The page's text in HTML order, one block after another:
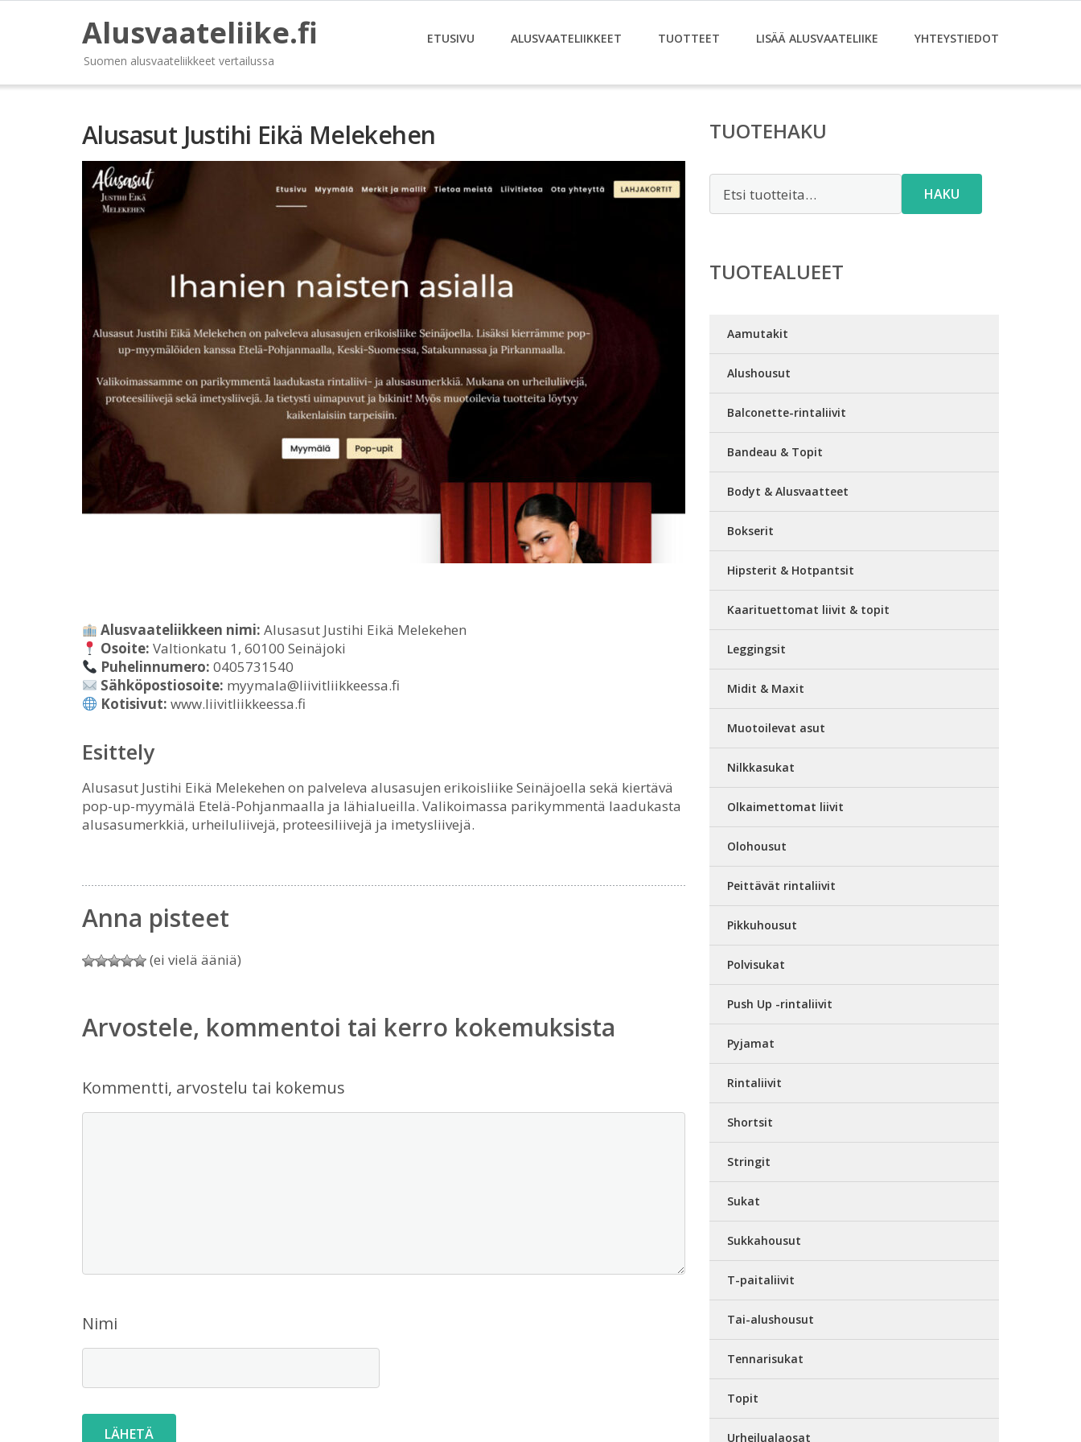
Alusvaateliike.fi
Suomen alusvaateliikkeet vertailussa
ETUSIVU ALUSVAATELIIKKEET TUOTTEET LISÄÄ ALUSVAATELIIKE YHTEYSTIEDOT
Alusasut Justihi Eikä Melekehen
Alusvaateliikkeen nimi: Alusasut Justihi Eikä Melekehen
Osoite: Valtionkatu 1, 60100 Seinäjoki
Puhelinnumero: 0405731540
Sähköpostiosoite: myymala@liivitliikkeessa.fi
Kotisivut: www.liivitliikkeessa.fi
Esittely
Alusasut Justihi Eikä Melekehen on palveleva alusasujen erikoisliike Seinäjoella sekä kiertävä
pop-up-myymälä Etelä-Pohjanmaalla ja lähialueilla. Valikoimassa parikymmentä laadukasta
alusasumerkkiä, urheiluliivejä, proteesiliivejä ja imetysliivejä.
Anna pisteet
(ei vielä ääniä)
Arvostele, kommentoi tai kerro kokemuksista
Kommentti, arvostelu tai kokemus
Nimi
TUOTEHAKU
HAKU
TUOTEALUEET
Aamutakit
Alushousut
Balconette-rintaliivit
Bandeau & Topit
Bodyt & Alusvaatteet
Bokserit
Hipsterit & Hotpantsit
Kaarituettomat liivit & topit
Leggingsit
Midit & Maxit
Muotoilevat asut
Nilkkasukat
Olkaimettomat liivit
Olohousut
Peittävät rintaliivit
Pikkuhousut
Polvisukat
Push Up -rintaliivit
Pyjamat
Rintaliivit
Shortsit
Stringit
Sukat
Sukkahousut
T-paitaliivit
Tai-alushousut
Tennarisukat
Topit
Urheilualaosat